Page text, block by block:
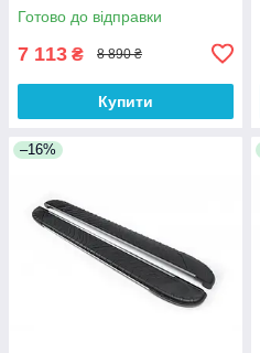
Готово до відправки
7 113 ₴ 8 890 ₴
Купити
–16%